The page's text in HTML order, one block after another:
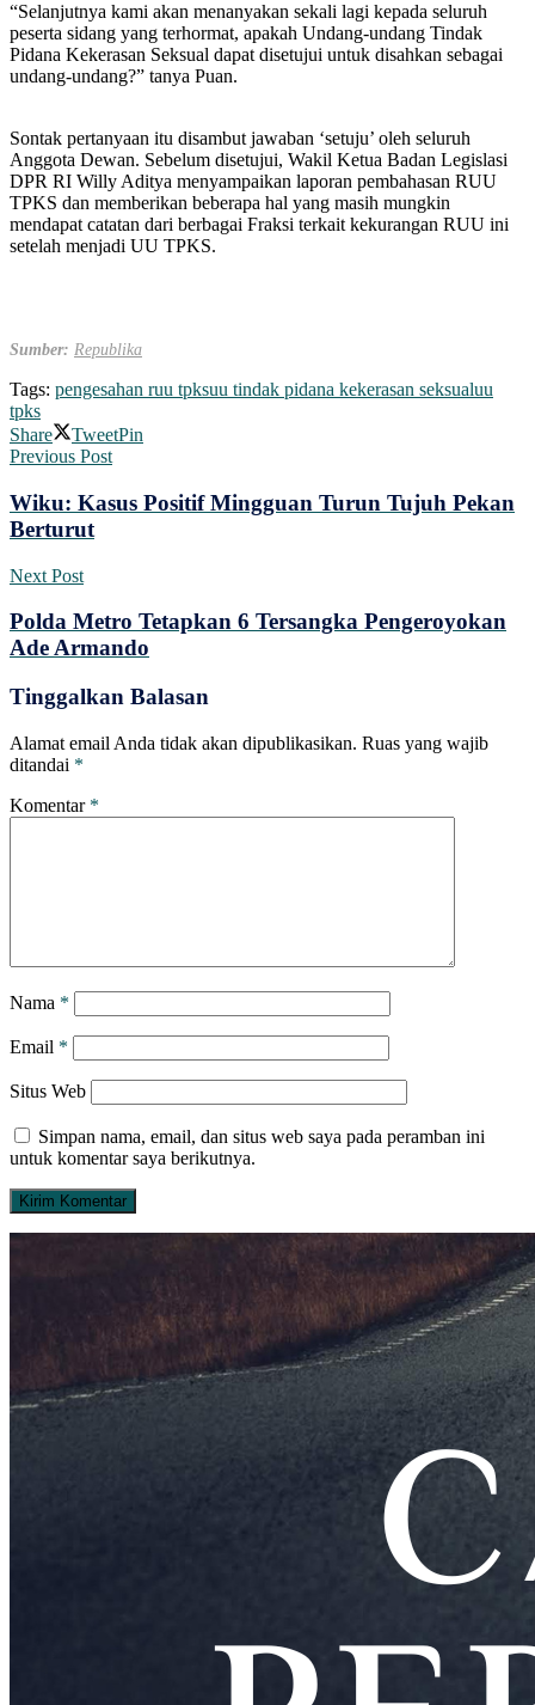
“Selanjutnya kami akan menanyakan sekali lagi kepada seluruh
peserta sidang yang terhormat, apakah Undang-undang Tindak
Pidana Kekerasan Seksual dapat disetujui untuk disahkan sebagai
undang-undang?” tanya Puan.
Sontak pertanyaan itu disambut jawaban ‘setuju’ oleh seluruh
Anggota Dewan. Sebelum disetujui, Wakil Ketua Badan Legislasi
DPR RI Willy Aditya menyampaikan laporan pembahasan RUU
TPKS dan memberikan beberapa hal yang masih mungkin
mendapat catatan dari berbagai Fraksi terkait kekurangan RUU ini
setelah menjadi UU TPKS.
Sumber: Republika
Tags: pengesahan ruu tpksuu tindak pidana kekerasan seksualuu
tpks
Share
TweetPin
Previous Post
Wiku: Kasus Positif Mingguan Turun Tujuh Pekan
Berturut
Next Post
Polda Metro Tetapkan 6 Tersangka Pengeroyokan
Ade Armando
Tinggalkan Balasan
Alamat email Anda tidak akan dipublikasikan. Ruas yang wajib
ditandai *
Komentar *
Nama *
Email *
Situs Web
Simpan nama, email, dan situs web saya pada peramban ini
untuk komentar saya berikutnya.